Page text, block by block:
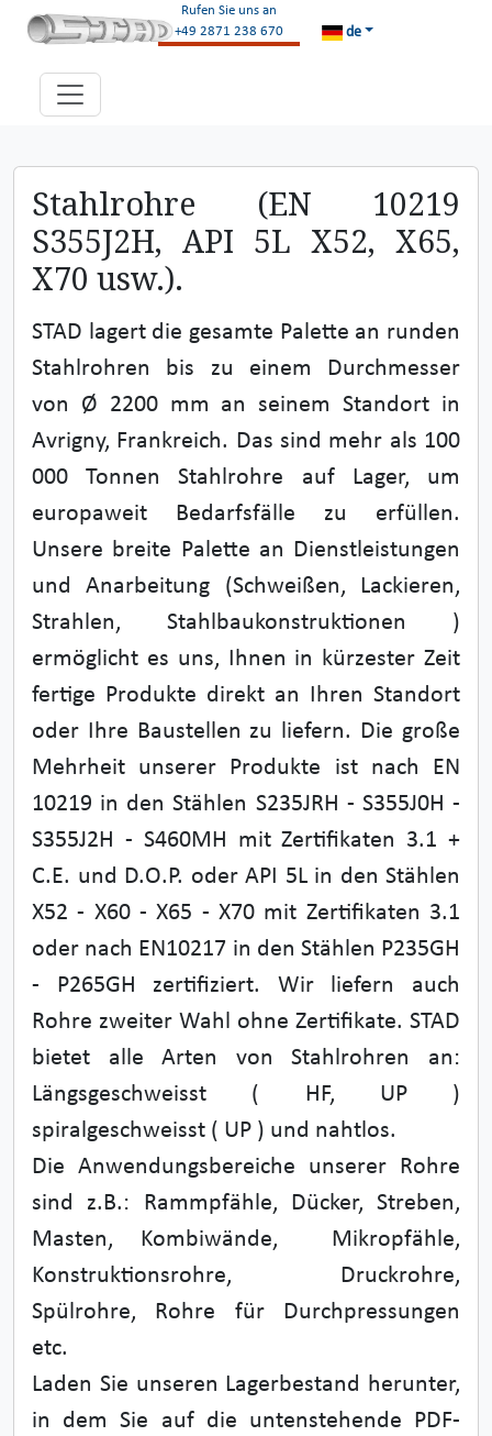
Rufen Sie uns an
+49 2871 238 670
de
Stahlrohre (EN 10219
S355J2H, API 5L X52, X65,
X70 usw.).
STAD lagert die gesamte Palette an runden
Stahlrohren bis zu einem Durchmesser
von Ø 2200 mm an seinem Standort in
Avrigny, Frankreich. Das sind mehr als 100
000 Tonnen Stahlrohre auf Lager, um
europaweit Bedarfsfälle zu erfüllen.
Unsere breite Palette an Dienstleistungen
und Anarbeitung (Schweißen, Lackieren,
Strahlen, Stahlbaukonstruktionen )
ermöglicht es uns, Ihnen in kürzester Zeit
fertige Produkte direkt an Ihren Standort
oder Ihre Baustellen zu liefern. Die große
Mehrheit unserer Produkte ist nach EN
10219 in den Stählen S235JRH - S355J0H -
S355J2H - S460MH mit Zertifikaten 3.1 +
C.E. und D.O.P. oder API 5L in den Stählen
X52 - X60 - X65 - X70 mit Zertifikaten 3.1
oder nach EN10217 in den Stählen P235GH
- P265GH zertifiziert. Wir liefern auch
Rohre zweiter Wahl ohne Zertifikate. STAD
bietet alle Arten von Stahlrohren an:
Längsgeschweisst ( HF, UP )
spiralgeschweisst ( UP ) und nahtlos.
Die Anwendungsbereiche unserer Rohre
sind z.B.: Rammpfähle, Dücker, Streben,
Masten, Kombiwände, Mikropfähle,
Konstruktionsrohre, Druckrohre,
Spülrohre, Rohre für Durchpressungen
etc.
Laden Sie unseren Lagerbestand herunter,
in dem Sie auf die untenstehende PDF-